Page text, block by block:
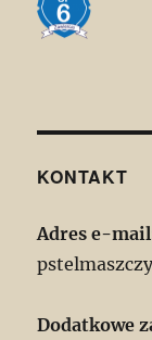
KONTAKT
Adres e-
Dodatkowe